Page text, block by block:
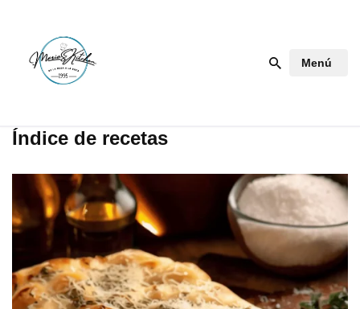
Saltar
contenido
Menú
Índice de recetas